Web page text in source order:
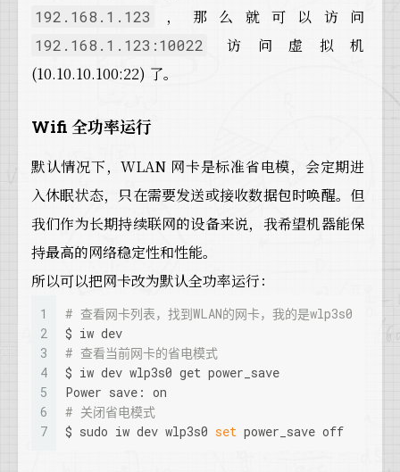
192.168.1.123 ，那么就可以访问
192.168.1.123:10022
访问虚拟机
(10.10.10.100:22) 了。
Wifi 全功率运行
默认情况下，WLAN 网卡是标准省电模，会定期进
入休眠状态，只在需要发送或接收数据包时唤醒。但
我们作为长期持续联网的设备来说，我希望机器能保
持最高的网络稳定性和性能。
所以可以把网卡改为默认全功率运行：
1
2
3
4
5
6
7
# 查看网卡列表，找到WLAN的网卡，我的是wlp3s0
$ iw dev
# 查看当前网卡的省电模式
$ iw dev wlp3s0 get power_save
Power save: on
# 关闭省电模式
$ sudo iw dev wlp3s0 set power_save off